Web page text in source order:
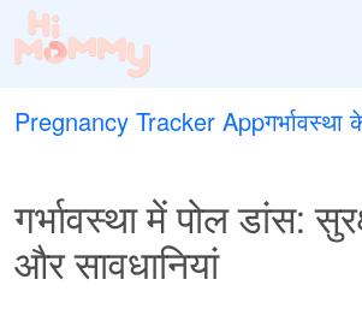
Pregnancy Tracker Appगर्भावस्था
गर्भावस्था में पोल डांस:
और सावधानियां